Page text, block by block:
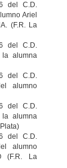
del C.D.
Ariel
(F.R. La
del C.D.
alumna
del C.D.
alumno
del C.D.
alumna
del C.D.
alumno
(F.R. La